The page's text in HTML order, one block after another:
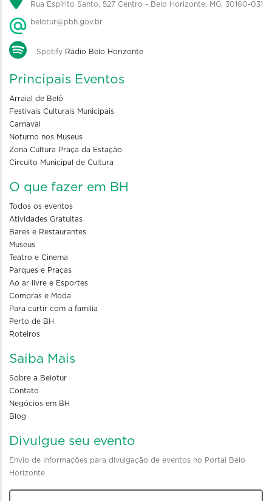
Rua Espírito Santo, 527 Centro - Belo Horizonte, MG, 30160-031
belotur@pbh.gov.br
Spotify Rádio Belo Horizonte
Principais Eventos
Arraial de Belô
Festivais Culturais Municipais
Carnaval
Noturno nos Museus
Zona Cultura Praça da Estação
Circuito Municipal de Cultura
O que fazer em BH
Todos os eventos
Atividades Gratuitas
Bares e Restaurantes
Museus
Teatro e Cinema
Parques e Praças
Ao ar livre e Esportes
Compras e Moda
Para curtir com a familia
Perto de BH
Roteiros
Saiba Mais
Sobre a Belotur
Contato
Negócios em BH
Blog
Divulgue seu evento
Envio de informações para divulgação de eventos no Portal Belo
Horizonte